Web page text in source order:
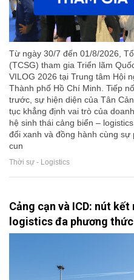
Từ ngày 30/7 đến 01/8/2026,
(TCSG) tham gia Triển lãm
VILOG 2026 tại Trung tâm Hội
Thành phố Hồ Chí Minh. Tiếp
trước, sự hiện diện của Tân
tục khẳng định vai trò của
hệ sinh thái cảng biển –
đổi xanh và đồng hành cùng
cun
Thời sự - Logistics
Cảng cạn và ICD: nút
logistics đa phương